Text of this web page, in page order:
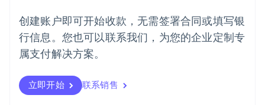
创建账户即可开始收款，无需签署合同或填写银
行信息。您也可以联系我们，为您的企业定制专
属支付解决方案。
立即开始 联系销售
English
葡萄牙
PortuguêsEnglish
日本
瑞典
Svenska English
瑞士